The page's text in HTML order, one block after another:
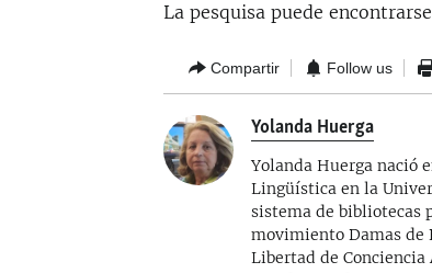
La pesquisa puede
Compartir Follow us
Yolanda Huerga
Yolanda Huerga nació
Lingüística en la
sistema de bibliotecas
movimiento Damas de
Libertad de Conciencia